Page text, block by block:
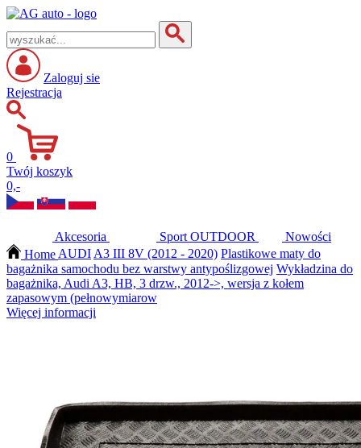
Zaloguj sie
Rejestracja
0
Twój koszyk
0,-
Akcesoria Sport OUTDOOR
Nowości
HomeAUDIA3 III 8V (2012 - 2020) Plastikowe maty do
bagażnika samochodu bez warstwy antypoślizgowej Wykładzina do
bagażnika, Audi A3, HB, 3 drzw., 2012->, wersja z kołem
zapasowym (pełnowymiarow
Więcej informacji